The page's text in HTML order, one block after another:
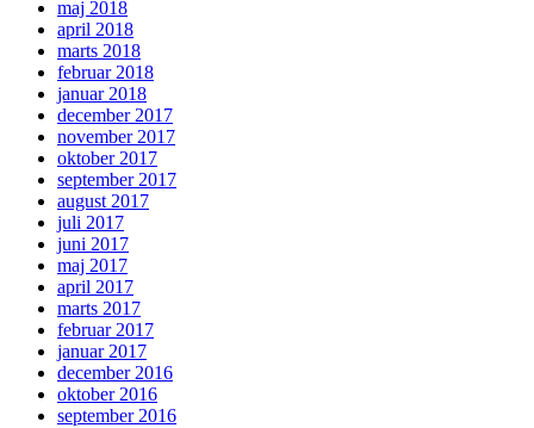
maj 2018
april 2018
marts 2018
februar 2018
januar 2018
december 2017
november 2017
oktober 2017
september 2017
august 2017
juli 2017
juni 2017
maj 2017
april 2017
marts 2017
februar 2017
januar 2017
december 2016
oktober 2016
september 2016